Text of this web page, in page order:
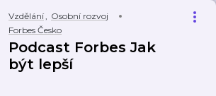
Vzdělání, Osobní rozvoj
Forbes Česko
Podcast Forbes Jak
být lepší